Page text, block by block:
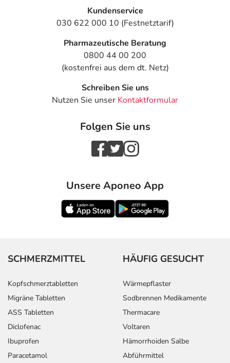
Kundenservice
030 622 000 10 (Festnetztarif)
Pharmazeutische Beratung
0800 44 00 200
(kostenfrei aus dem dt. Netz)
Schreiben Sie uns
Nutzen Sie unser Kontaktformular
Folgen Sie uns
Unsere Aponeo App
SCHMERZMITTEL
Kopfschmerztabletten
Migräne Tabletten
ASS Tabletten
Diclofenac
Ibuprofen
Paracetamol
HÄUFIG GESUCHT
Wärmepflaster
Sodbrennen Medikamente
Thermacare
Voltaren
Hämorrhoiden Salbe
Abführmittel